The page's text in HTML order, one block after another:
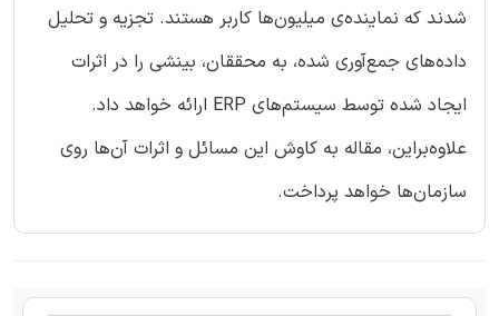
شدند که نماینده‌ی میلیون‌ها کاربر هستند. تجزیه و تحلیل
داده‌های جمع‌آوری شده، به محققان، بینشی را در اثرات
ایجاد شده توسط سیستم‌های ERP ارائه خواهد داد.
علاوه‌براین، مقاله به کاوش این مسائل و اثرات آن‌ها روی
سازمان‌ها خواهد پرداخت.